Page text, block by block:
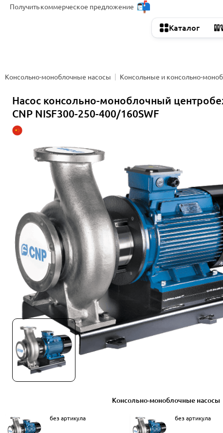
Получитькоммерческое предложение
Каталог
Консольно-моноблочные насосы Консольные и консольно-
Насос консольно-моноблочный
CNP NISF300-250-400/160SWF
Консольно-моноблочные насосы
без артикула без артикула